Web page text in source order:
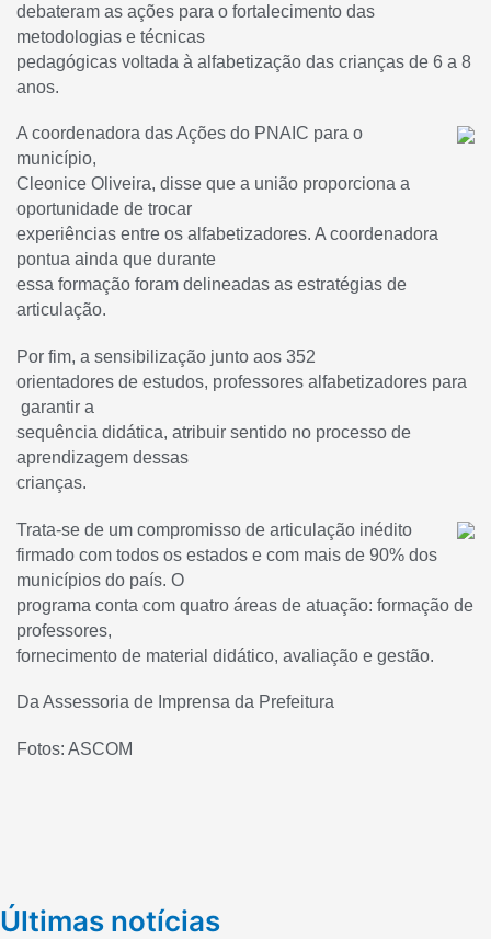
debateram as ações para o fortalecimento das
metodologias e técnicas
pedagógicas voltada à alfabetização das crianças de 6 a 8
anos.
A coordenadora das Ações do PNAIC para o
município,
Cleonice Oliveira, disse que a união proporciona a
oportunidade de trocar
experiências entre os alfabetizadores. A coordenadora
pontua ainda que durante
essa formação foram delineadas as estratégias de
articulação.
Por fim, a sensibilização junto aos 352
orientadores de estudos, professores alfabetizadores para
garantir a
sequência didática, atribuir sentido no processo de
aprendizagem dessas
crianças.
Trata-se de um compromisso de articulação inédito
firmado com todos os estados e com mais de 90% dos
municípios do país. O
programa conta com quatro áreas de atuação: formação de
professores,
fornecimento de material didático, avaliação e gestão.
Da Assessoria de Imprensa da Prefeitura
Fotos: ASCOM
Últimas notícias